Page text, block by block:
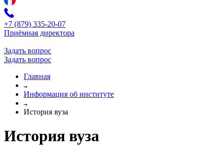
+7 (879) 335-20-07
Приёмная директора
Задать вопрос
Задать вопрос
Главная
Информация об институте
История вуза
История вуза